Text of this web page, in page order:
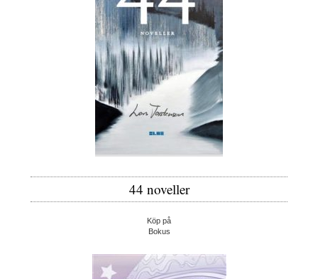
44 noveller
Köp på
Bokus